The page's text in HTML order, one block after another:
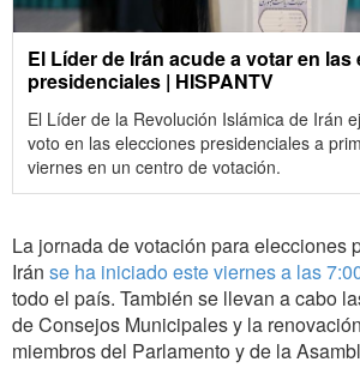
El Líder de Irán acude a votar en
presidenciales | HISPANTV
El Líder de la Revolución Islámica de Irán
voto en las elecciones presidenciales a
viernes en un centro de votación.
La jornada de votación para elecciones
Irán se ha iniciado este viernes a las
todo el país. También se llevan a cabo
de Consejos Municipales y la
miembros del Parlamento y de la